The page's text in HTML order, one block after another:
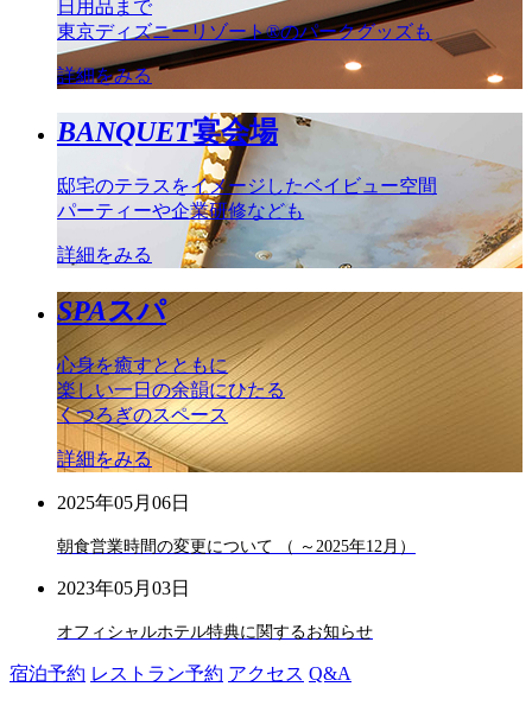
日用品まで
東京ディズニーリゾート®のパークグッズも
詳細をみる
BANQUET宴会場
邸宅のテラスをイメージしたベイビュー空間
パーティーや企業研修なども
詳細をみる
SPAスパ
心身を癒すとともに
楽しい一日の余韻にひたる
くつろぎのスペース
詳細をみる
2025年05月06日
朝食営業時間の変更について （ ～2025年12月）
2023年05月03日
オフィシャルホテル特典に関するお知らせ
宿泊予約 レストラン予約 アクセス Q&A